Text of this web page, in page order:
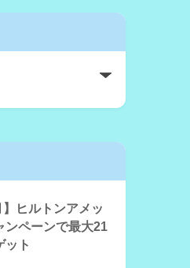
】ヒルトンアメッ
ンペーンで最大21
ット